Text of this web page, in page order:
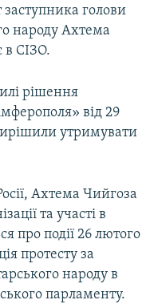
голови
народу Ахтема
в СІЗО.
рішення
від 29
утримувати
Ахтема Чийгоза
та участі в
про події 26 лютого
протесту за
народу в
парламенту.